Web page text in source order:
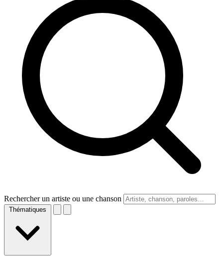
Rechercher un artiste ou une chanson
Thématiques